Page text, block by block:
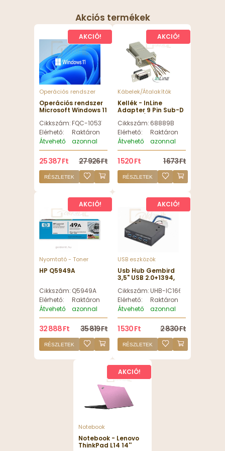
Akciós termékek
AKCIÓ!
Operációs rendszer
Operációs rendszer
Microsoft Windows 11
FQC-10537
Cikkszám:FQC-10537
Elérhető:
Raktáron
Átvehető
azonnal
25 387 Ft 27 926 Ft
RÉSZLETEK
AKCIÓ!
Kábelek/Átalakítók
Kellék - InLine
Adapter 9 Pin Sub-D
female
Cikkszám: 68889B
Elérhető:
Raktáron
Átvehető
azonnal
1 520 Ft 1 673 Ft
RÉSZLETEK
AKCIÓ!
Nyomtató - Toner
HP Q5949A
Cikkszám: Q5949A
Elérhető:
Raktáron
Átvehető
azonnal
32 888 Ft 35 819 Ft
RÉSZLETEK
AKCIÓ!
USB eszközök
Usb Hub Gembird
3,5" USB 2.0+1394,
Cikkszám:UHB-IC166-B
Elérhető:
Raktáron
Átvehető
azonnal
1 530 Ft 2 830 Ft
RÉSZLETEK
AKCIÓ!
Notebook
Notebook - Lenovo
ThinkPad L14 14''